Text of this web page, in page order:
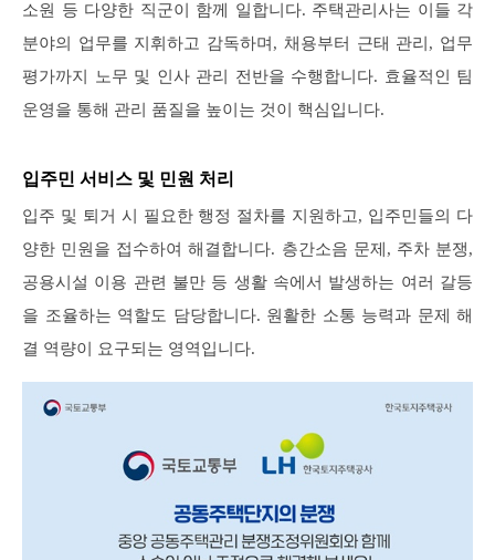
소원 등 다양한 직군이 함께 일합니다. 주택관리사는 이들 각
분야의 업무를 지휘하고 감독하며, 채용부터 근태 관리, 업무
평가까지 노무 및 인사 관리 전반을 수행합니다. 효율적인 팀
운영을 통해 관리 품질을 높이는 것이 핵심입니다.
입주민 서비스 및 민원 처리
입주 및 퇴거 시 필요한 행정 절차를 지원하고, 입주민들의 다
양한 민원을 접수하여 해결합니다. 층간소음 문제, 주차 분쟁,
공용시설 이용 관련 불만 등 생활 속에서 발생하는 여러 갈등
을 조율하는 역할도 담당합니다. 원활한 소통 능력과 문제 해
결 역량이 요구되는 영역입니다.